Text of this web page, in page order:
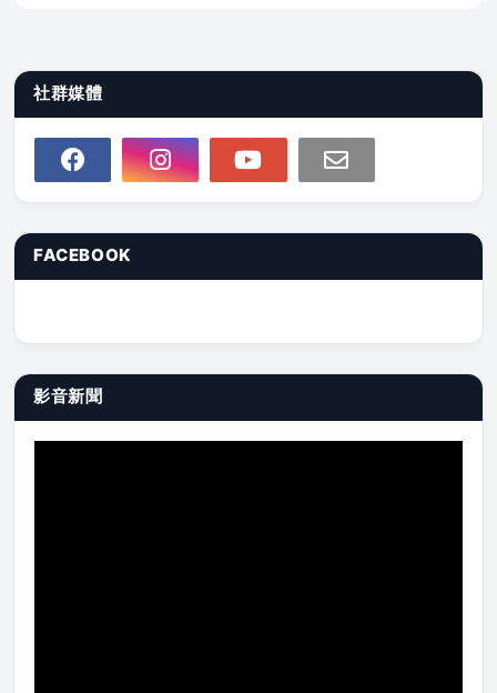
社群媒體
FACEBOOK
影音新聞